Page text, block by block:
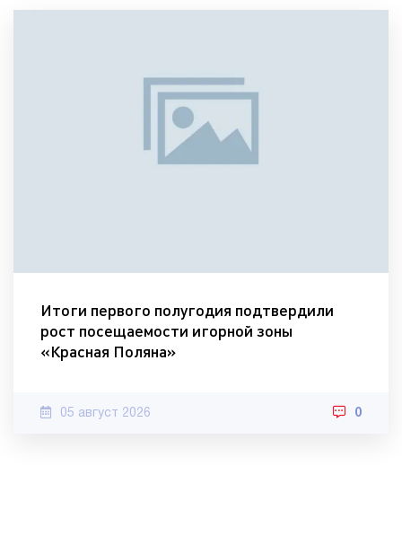
Итоги первого полугодия подтвердили
рост посещаемости игорной зоны
«Красная Поляна»
05 август 2026 0